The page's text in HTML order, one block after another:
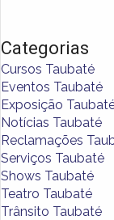
Categorias
Cursos Taubaté
Eventos Taubaté
Exposição
Notícias Taubaté
Reclamações
Serviços Taubaté
Shows Taubaté
Teatro Taubaté
Trânsito Taubaté